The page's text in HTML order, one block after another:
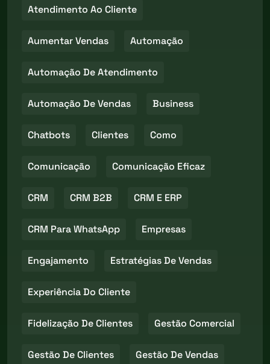
Atendimento Ao Cliente
Aumentar Vendas Automação
Automação De Atendimento
Automação De Vendas Business
Chatbots Clientes Como
Comunicação Comunicação Eficaz
CRM CRM B2B CRM E ERP
CRM Para WhatsApp Empresas
Engajamento Estratégias De Vendas
Experiência Do Cliente
Fidelização De Clientes Gestão Comercial
Gestão De Clientes Gestão De Vendas